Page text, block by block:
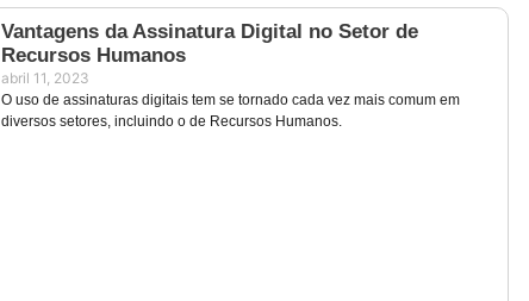
Vantagens da Assinatura Digital no Setor de
Recursos Humanos
abril 11, 2023
O uso de assinaturas digitais tem se tornado cada vez mais comum em
diversos setores, incluindo o de Recursos Humanos.